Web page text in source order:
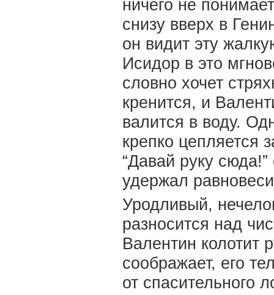
ничего не
снизу вверх в
он видит эту
Исидор в это
словно хочет
кренится, и
валится в воду.
крепко цепляется
“Давай руку
удержал
Уродливый,
разносится над
Валентин колотит
соображает, его
от спасительного